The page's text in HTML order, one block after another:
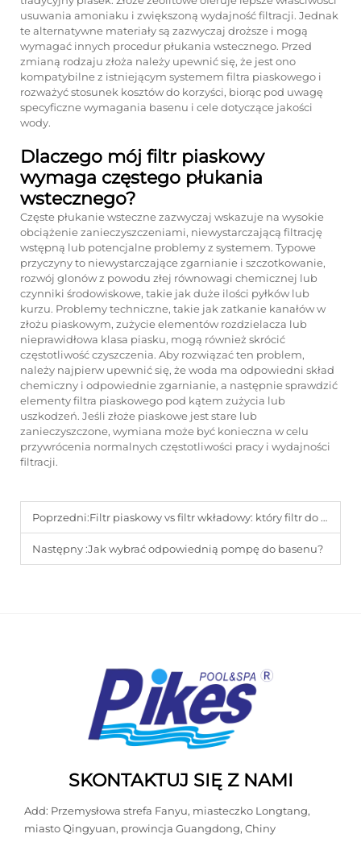
usuwania amoniaku i zwiększoną wydajność filtracji. Jednak
te alternatywne materiały są zazwyczaj droższe i mogą
wymagać innych procedur płukania wstecznego. Przed
zmianą rodzaju złoża należy upewnić się, że jest ono
kompatybilne z istniejącym systemem filtra piaskowego i
rozważyć stosunek kosztów do korzyści, biorąc pod uwagę
specyficzne wymagania basenu i cele dotyczące jakości
wody.
Dlaczego mój filtr piaskowy
wymaga częstego płukania
wstecznego?
Częste płukanie wsteczne zazwyczaj wskazuje na wysokie
obciążenie zanieczyszczeniami, niewystarczającą filtrację
wstępną lub potencjalne problemy z systemem. Typowe
przyczyny to niewystarczające zgarnianie i szczotkowanie,
rozwój glonów z powodu złej równowagi chemicznej lub
czynniki środowiskowe, takie jak duże ilości pyłków lub
kurzu. Problemy techniczne, takie jak zatkanie kanałów w
złożu piaskowym, zużycie elementów rozdzielacza lub
nieprawidłowa klasa piasku, mogą również skrócić
częstotliwość czyszczenia. Aby rozwiązać ten problem,
należy najpierw upewnić się, że woda ma odpowiedni skład
chemiczny i odpowiednie zgarnianie, a następnie sprawdzić
elementy filtra piaskowego pod kątem zużycia lub
uszkodzeń. Jeśli złoże piaskowe jest stare lub
zanieczyszczone, wymiana może być konieczna w celu
przywrócenia normalnych częstotliwości pracy i wydajności
filtracji.
Poprzedni:Filtr piaskowy vs filtr wkładowy: który filtr do basenu jest lepszy?
Następny :Jak wybrać odpowiednią pompę do basenu?
SKONTAKTUJ SIĘ Z NAMI
Add: Przemysłowa strefa Fanyu, miasteczko Longtang,
miasto Qingyuan, prowincja Guangdong, Chiny